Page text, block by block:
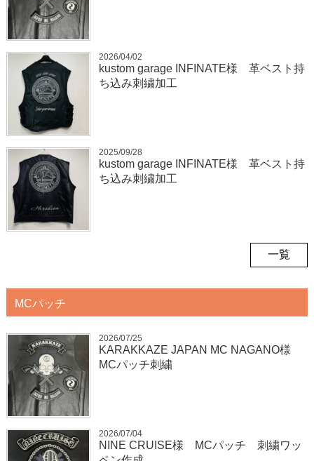
2026/04/02
kustom garage INFINATE様 革ベスト持
ち込み刺繍加工
2025/09/28
kustom garage INFINATE様 革ベスト持
ち込み刺繍加工
一覧
MCパッチ
2026/07/25
KARAKKAZE JAPAN MC NAGANO様
MCパッチ刺繍
2026/07/04
NINE CRUISE様 MCパッチ 刺繍ワッ